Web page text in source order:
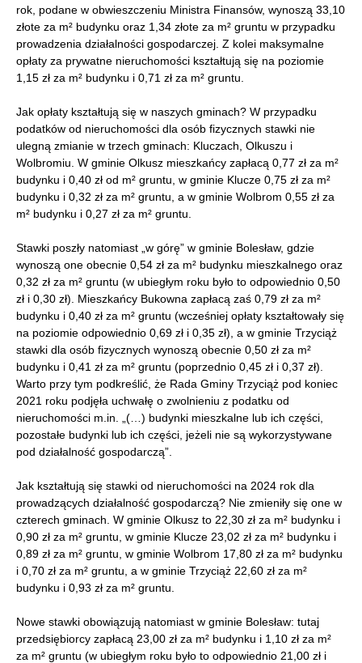
rok, podane w obwieszczeniu Ministra Finansów, wynoszą 33,10
złote za m² budynku oraz 1,34 złote za m² gruntu w przypadku
prowadzenia działalności gospodarczej. Z kolei maksymalne
opłaty za prywatne nieruchomości kształtują się na poziomie
1,15 zł za m² budynku i 0,71 zł za m² gruntu.
Jak opłaty kształtują się w naszych gminach? W przypadku
podatków od nieruchomości dla osób fizycznych stawki nie
ulegną zmianie w trzech gminach: Kluczach, Olkuszu i
Wolbromiu. W gminie Olkusz mieszkańcy zapłacą 0,77 zł za m²
budynku i 0,40 zł od m² gruntu, w gminie Klucze 0,75 zł za m²
budynku i 0,32 zł za m² gruntu, a w gminie Wolbrom 0,55 zł za
m² budynku i 0,27 zł za m² gruntu.
Stawki poszły natomiast „w górę” w gminie Bolesław, gdzie
wynoszą one obecnie 0,54 zł za m² budynku mieszkalnego oraz
0,32 zł za m² gruntu (w ubiegłym roku było to odpowiednio 0,50
zł i 0,30 zł). Mieszkańcy Bukowna zapłacą zaś 0,79 zł za m²
budynku i 0,40 zł za m² gruntu (wcześniej opłaty kształtowały się
na poziomie odpowiednio 0,69 zł i 0,35 zł), a w gminie Trzyciąż
stawki dla osób fizycznych wynoszą obecnie 0,50 zł za m²
budynku i 0,41 zł za m² gruntu (poprzednio 0,45 zł i 0,37 zł).
Warto przy tym podkreślić, że Rada Gminy Trzyciąż pod koniec
2021 roku podjęła uchwałę o zwolnieniu z podatku od
nieruchomości m.in. „(…) budynki mieszkalne lub ich części,
pozostałe budynki lub ich części, jeżeli nie są wykorzystywane
pod działalność gospodarczą”.
Jak kształtują się stawki od nieruchomości na 2024 rok dla
prowadzących działalność gospodarczą? Nie zmieniły się one w
czterech gminach. W gminie Olkusz to 22,30 zł za m² budynku i
0,90 zł za m² gruntu, w gminie Klucze 23,02 zł za m² budynku i
0,89 zł za m² gruntu, w gminie Wolbrom 17,80 zł za m² budynku
i 0,70 zł za m² gruntu, a w gminie Trzyciąż 22,60 zł za m²
budynku i 0,93 zł za m² gruntu.
Nowe stawki obowiązują natomiast w gminie Bolesław: tutaj
przedsiębiorcy zapłacą 23,00 zł za m² budynku i 1,10 zł za m²
za m² gruntu (w ubiegłym roku było to odpowiednio 21,00 zł i